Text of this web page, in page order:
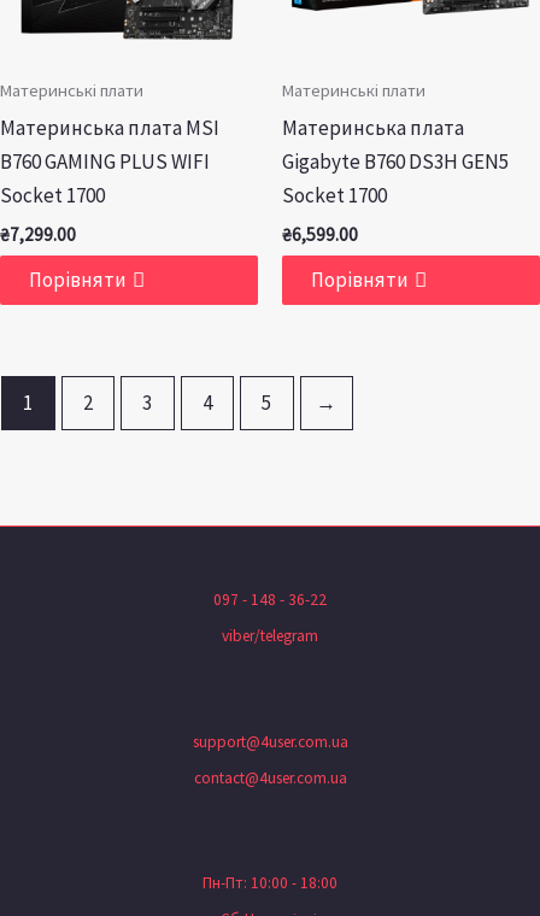
Материнські плати
Материнська плата MSI
B760 GAMING PLUS WIFI
Socket 1700
₴7,299.00
Порівняти
Материнські плати
Материнська плата
Gigabyte B760 DS3H GEN5
Socket 1700
₴6,599.00
Порівняти
1 2 3 4 5 →
097 - 148 - 36-22
viber/telegram
support@4user.com.ua
contact@4user.com.ua
Пн-Пт: 10:00 - 18:00